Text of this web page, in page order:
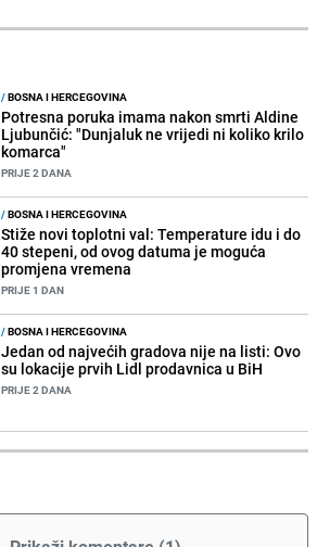
/BOSNA I HERCEGOVINA
Potresna poruka imama nakon smrti Aldine
Ljubunčić: "Dunjaluk ne vrijedi ni koliko krilo
komarca"
PRIJE 2 DANA
/BOSNA I HERCEGOVINA
Stiže novi toplotni val: Temperature idu i do
40 stepeni, od ovog datuma je moguća
promjena vremena
PRIJE 1 DAN
/BOSNA I HERCEGOVINA
Jedan od najvećih gradova nije na listi: Ovo
su lokacije prvih Lidl prodavnica u BiH
PRIJE 2 DANA